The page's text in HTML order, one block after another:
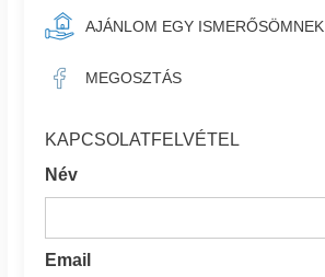
AJÁNLOM EGY ISMERŐSÖMNEK
MEGOSZTÁS
KAPCSOLATFELVÉTEL
Név
Email